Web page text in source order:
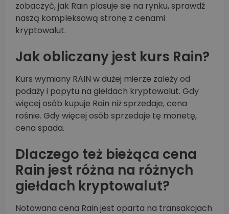
zobaczyć, jak Rain plasuje się na rynku, sprawdź
naszą kompleksową stronę z cenami
kryptowalut.
Jak obliczany jest kurs Rain?
Kurs wymiany RAIN w dużej mierze zależy od
podaży i popytu na giełdach kryptowalut. Gdy
więcej osób kupuje Rain niż sprzedaje, cena
rośnie. Gdy więcej osób sprzedaje tę monetę,
cena spada.
Dlaczego też bieżąca cena
Rain jest różna na różnych
giełdach kryptowalut?
Notowana cena Rain jest oparta na transakcjach